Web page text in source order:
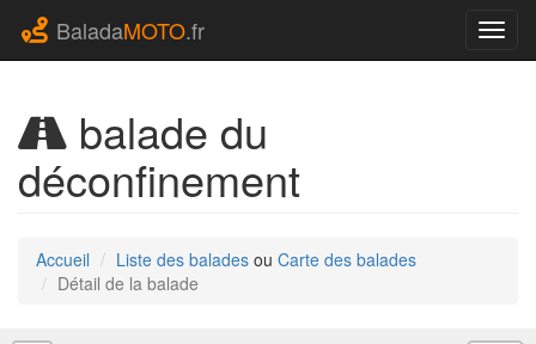
BaladaMOTO.fr
balade du
déconfinement
Accueil Liste des balades ou Carte des balades
Détail de la balade